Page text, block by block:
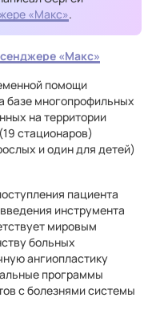
«Макс».
«Макс»
помощи
базе многопрофильных
на территории
стационаров)
и один для детей)
пациента
инструмента
мировым
больных
ангиопластику
программы
с болезнями системы